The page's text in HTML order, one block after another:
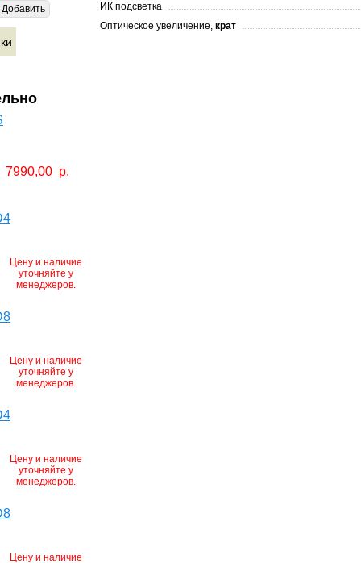
Добавить
ИК подсветка
Оптическое увеличение, крат
7990,00 р.
Цену и наличие
уточняйте у
менеджеров.
Цену и наличие
уточняйте у
менеджеров.
Цену и наличие
уточняйте у
менеджеров.
Цену и наличие